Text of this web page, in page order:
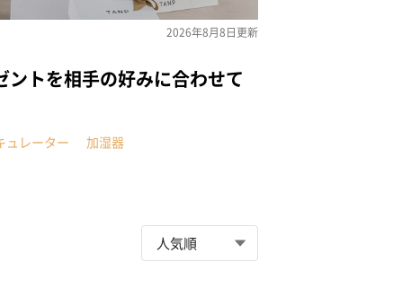
2026年8月8日更新
トを相手の好みに合わせて
ュレーター
加湿器